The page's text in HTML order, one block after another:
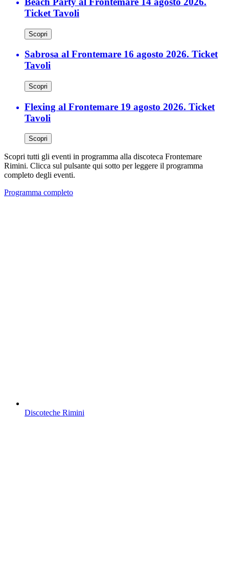
Ticket Tavoli
Scopri
Sabrosa al Frontemare 16 agosto 2026. Ticket
Tavoli
Scopri
Flexing al Frontemare 19 agosto 2026. Ticket
Tavoli
Scopri
Scopri tutti gli eventi in programma alla discoteca Frontemare
Rimini. Clicca sul pulsante qui sotto per leggere il programma
completo degli eventi.
Programma completo
Discoteche Rimini